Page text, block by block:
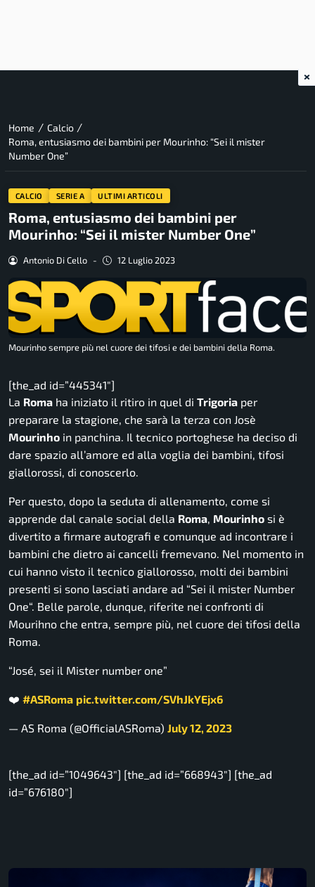
Home / Calcio /
Roma, entusiasmo dei bambini per Mourinho: “Sei il mister
Number One”
CALCIO SERIE A ULTIMI ARTICOLI
Roma, entusiasmo dei bambini per
Mourinho: “Sei il mister Number One”
Antonio Di Cello - 12 Luglio 2023
Mourinho sempre più nel cuore dei tifosi e dei bambini della Roma.
[the_ad id=”445341″]
La Roma ha iniziato il ritiro in quel di Trigoria per
preparare la stagione, che sarà la terza con Josè
Mourinho in panchina. Il tecnico portoghese ha deciso di
dare spazio all’amore ed alla voglia dei bambini, tifosi
giallorossi, di conoscerlo.
Per questo, dopo la seduta di allenamento, come si
apprende dal canale social della Roma Mourinho si è
divertito a firmare autografi e comunque ad incontrare i
bambini che dietro ai cancelli fremevano. Nel momento in
cui hanno visto il tecnico giallorosso, molti dei bambini
presenti si sono lasciati andare ad “Sei il mister Number
One“. Belle parole, dunque, riferite nei confronti di
Mourihno che entra, sempre più, nel cuore dei tifosi della
Roma.
“José, sei il Mister number one”
❤️ #ASRoma pic.twitter.com/SVhJkYEjx6
— AS Roma (@OfficialASRoma) July 12, 2023
[the_ad id=”1049643″] [the_ad id=”668943″] [the_ad
id=”676180″]
×